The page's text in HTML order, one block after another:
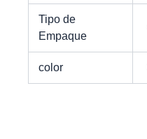
Tipo de
Empaque
color